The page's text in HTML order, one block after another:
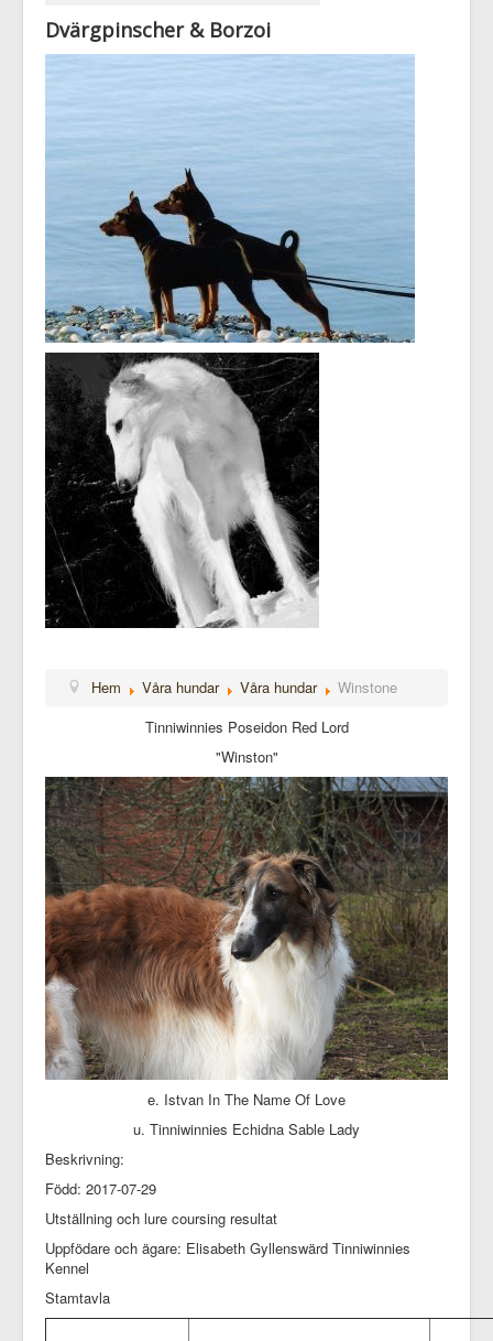
Dvärgpinscher & Borzoi
Hem Våra hundar Våra hundar
Winstone
Tinniwinnies Poseidon Red Lord
"Winston"
e. Istvan In The Name Of Love
u. Tinniwinnies Echidna Sable Lady
Beskrivning:
Född: 2017-07-29
Utställning och lure coursing resultat
Uppfödare och ägare: Elisabeth Gyllenswärd Tinniwinnies
Kennel
Stamtavla